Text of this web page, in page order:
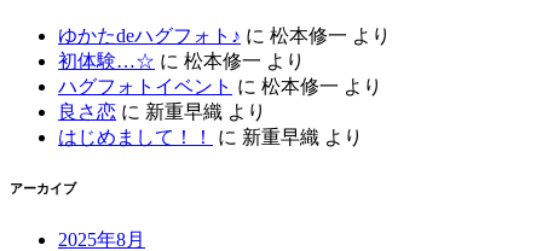
ゆかたdeハグフォト♪ に 松本修一 より
初体験…☆ に 松本修一 より
ハグフォトイベント に 松本修一 より
良さ恋 に 新重早織 より
はじめまして！！
に 新重早織 より
アーカイブ
2025年8月